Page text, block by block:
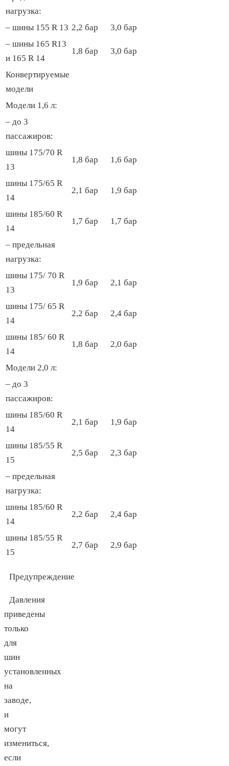
нагрузка:
– шины 155 R 13 2,2 бар
3,0 бар
– шины 165 R13
и 165 R 14
1,8 бар 3,0 бар
Конвертируемые
модели
Модели 1,6 л:
– до 3
пассажиров:
шины 175/70 R
13
1,8 бар 1,6 бар
шины 175/65 R
14
2,1 бар 1,9 бар
шины 185/60 R
14
1,7 бар 1,7 бар
– предельная
нагрузка:
шины 175/ 70 R
13
1,9 бар 2,1 бар
шины 175/ 65 R
14
2,2 бар 2,4 бар
шины 185/ 60 R
14
1,8 бар 2,0 бар
Модели 2,0 л:
– до 3
пассажиров:
шины 185/60 R
14
2,1 бар 1,9 бар
шины 185/55 R
15
2,5 бар 2,3 бар
– предельная
нагрузка:
шины 185/60 R
14
2,2 бар 2,4 бар
шины 185/55 R
15
2,7 бар 2,9 бар
Предупреждение
Давления
приведены
только
для
шин
установленных
на
заводе,
и
могут
измениться,
если